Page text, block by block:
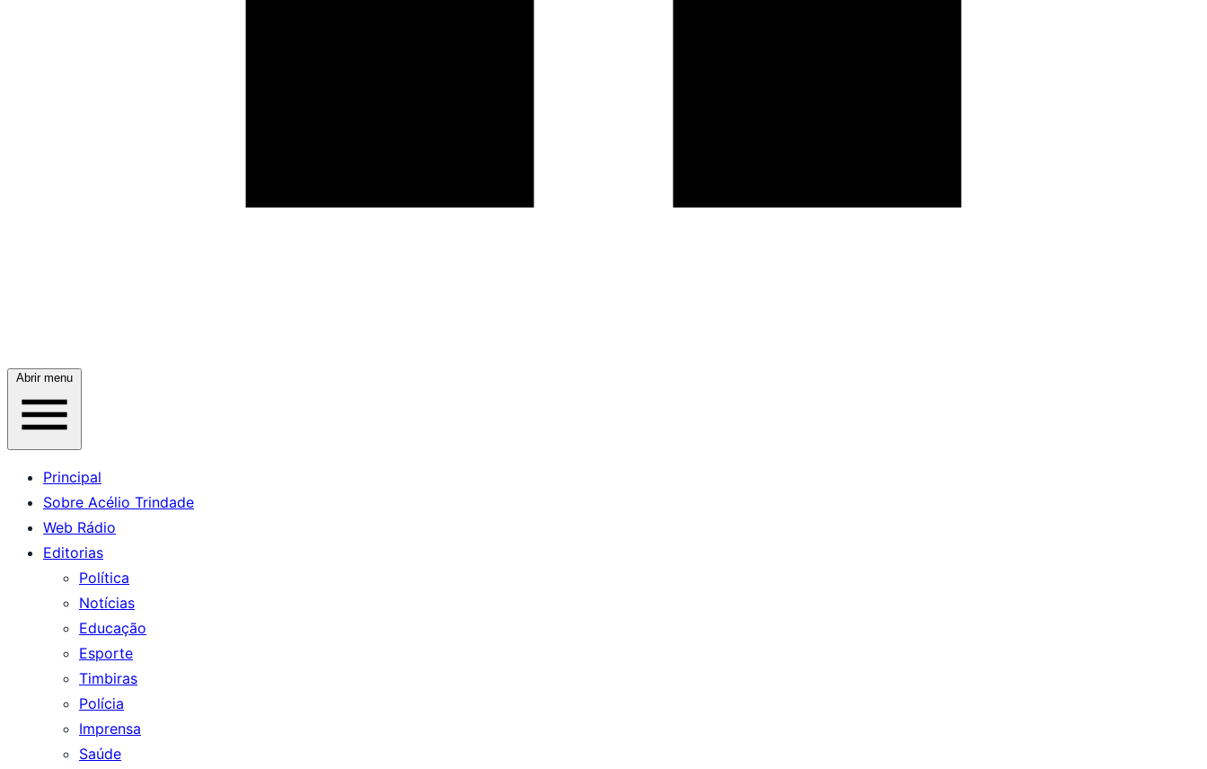
Abrir menu
Principal
Sobre Acélio Trindade
Web Rádio
Editorias
Política
Notícias
Educação
Esporte
Timbiras
Polícia
Imprensa
Saúde